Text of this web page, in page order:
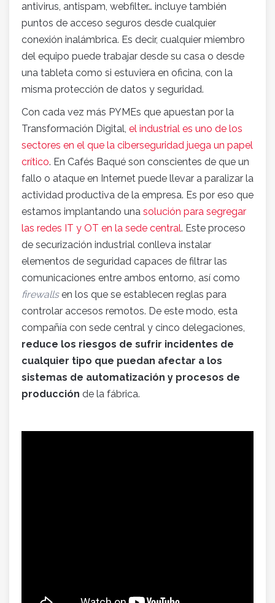
antivirus, antispam, webfilter… incluye también
puntos de acceso seguros desde cualquier
conexión inalámbrica. Es decir, cualquier miembro
del equipo puede trabajar desde su casa o desde
una tableta como si estuviera en oficina, con la
misma protección de datos y seguridad.
Con cada vez más PYMEs que apuestan por la
Transformación Digital, el industrial es uno de los
sectores en el que la ciberseguridad juega un papel
crítico. En Cafés Baqué son conscientes de que un
fallo o ataque en Internet puede llevar a paralizar la
actividad productiva de la empresa. Es por eso que
estamos implantando una solución para segregar
las redes IT y OT en la sede central. Este proceso
de securización industrial conlleva instalar
elementos de seguridad capaces de filtrar las
comunicaciones entre ambos entorno, así como
firewallsen los que se establecen reglas para
controlar accesos remotos. De este modo, esta
compañía con sede central y cinco delegaciones,
reduce los riesgos de sufrir incidentes de
cualquier tipo que puedan afectar a los
sistemas de automatización y procesos de
producción de la fábrica.